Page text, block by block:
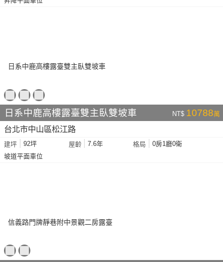
日系中鹿高樓露臺雙主臥雙坡車 NT$ 10788萬
台北市中山區松江路
建坪 92坪 屋齡 7.6年 格局
0房1廳0衛
坡道平面車位